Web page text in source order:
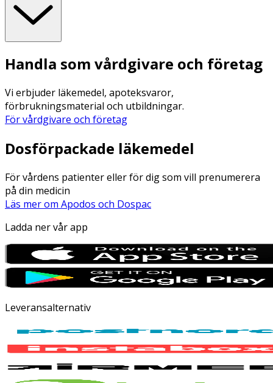
Handla som vårdgivare och företag
Vi erbjuder läkemedel, apoteksvaror,
förbrukningsmaterial och utbildningar.
För vårdgivare och företag
Dosförpackade läkemedel
För vårdens patienter eller för dig som vill prenumerera
på din medicin
Läs mer om Apodos och Dospac
Ladda ner vår app
Leveransalternativ